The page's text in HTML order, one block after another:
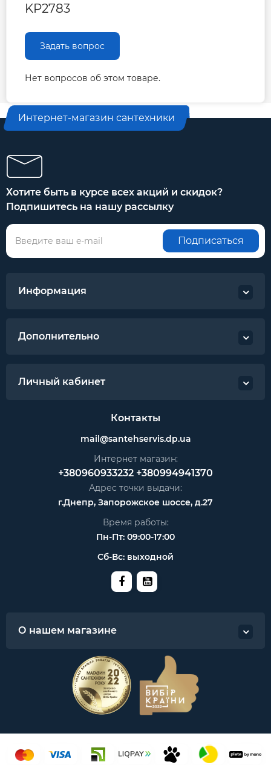
KP2783
Задать вопрос
Нет вопросов об этом товаре.
Интернет-магазин сантехники
Хотите быть в курсе всех акций и скидок?
Подпишитесь на нашу рассылку
Подписаться
Информация
Дополнительно
Личный кабинет
Контакты
mail@santehservis.dp.ua
Интернет магазин:
+380960933232 +380994941370
Адрес точки выдачи:
г.Днепр, Запорожское шоссе, д.27
Время работы:
Пн-Пт: 09:00-17:00
Сб-Вс: выходной
О нашем магазине